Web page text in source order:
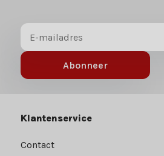
Abonneer
Klantenservice
Contact